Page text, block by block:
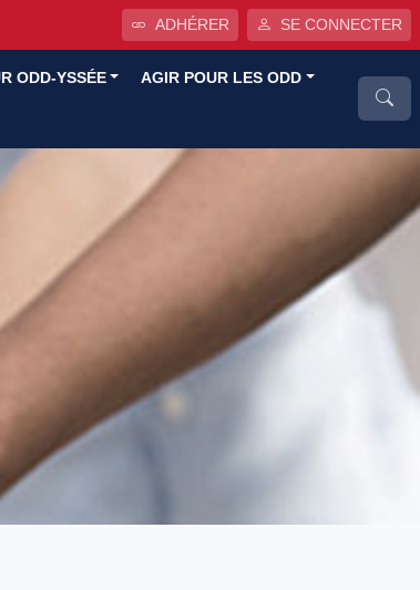
ADHÉRER SE CONNECTER
ODD-YSSÉE AGIR POUR LES ODD